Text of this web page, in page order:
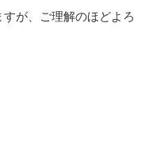
が、ご理解のほどよろ